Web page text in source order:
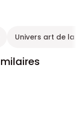
Univers art de la